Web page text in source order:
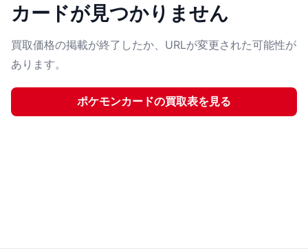
カードが見つかりません
買取価格の掲載が終了したか、URLが変更された可能性が
あります。
ポケモンカードの買取表を見る